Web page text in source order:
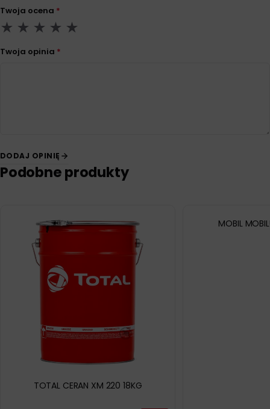
Twoja ocena *
Twoja opinia *
DODAJ OPINIĘ
Podobne produkty
TOTAL CERAN XM 220 18KG
MOBIL